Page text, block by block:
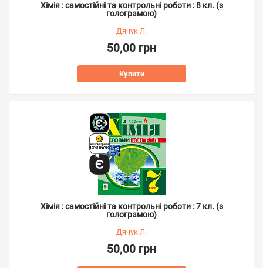
Хімія : самостійні та контрольні роботи : 8 кл. (з
голограмою)
Дячук Л.
50,00 грн
Купити
Хімія : самостійні та контрольні роботи : 7 кл. (з
голограмою)
Дячук Л.
50,00 грн